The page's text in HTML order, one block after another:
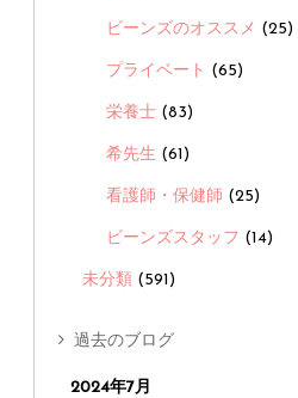
ビーンズのオススメ (25)
プライベート (65)
栄養士 (83)
希先生 (61)
看護師・保健師 (25)
ビーンズスタッフ (14)
未分類 (591)
過去のブログ
2024年7月